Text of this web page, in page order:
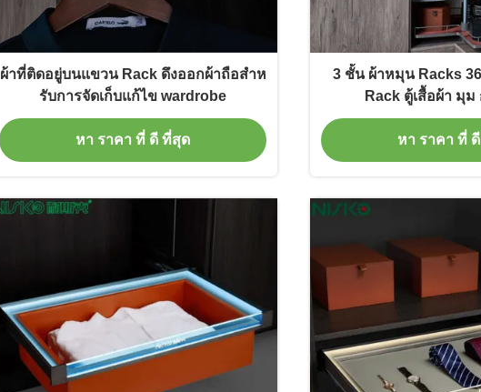
ผ้าที่ติดอยู่บนแขวน Rack ดึงออกผ้าถือสําห
รับการจัดเก็บแก้ไข wardrobe
หา ราคา ที่ ดี ที่สุด
3 ชั้น ผ้าหมุน Racks
Rack ตู้เสื้อผ้า มุม
หา ราคา ที่